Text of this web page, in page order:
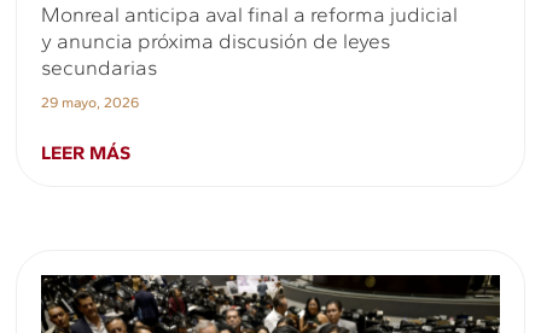
Monreal anticipa aval final a reforma judicial
y anuncia próxima discusión de leyes
secundarias
29 mayo, 2026
LEER MÁS